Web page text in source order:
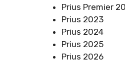
Prius Premier
Prius 2023
Prius 2024
Prius 2025
Prius 2026